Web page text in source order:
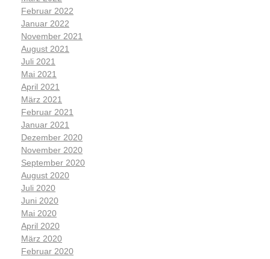
Februar 2022
Januar 2022
November 2021
August 2021
Juli 2021
Mai 2021
April 2021
März 2021
Februar 2021
Januar 2021
Dezember 2020
November 2020
September 2020
August 2020
Juli 2020
Juni 2020
Mai 2020
April 2020
März 2020
Februar 2020